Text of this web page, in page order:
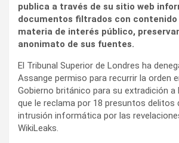
publica a través de su sitio web
documentos filtrados con contenido
materia de interés público,
anonimato de sus fuentes.​
El Tribunal Superior de Londres ha
Assange permiso para recurrir la orden
Gobierno británico para su extradición a
que le reclama por 18 presuntos delitos
intrusión informática por las
WikiLeaks.